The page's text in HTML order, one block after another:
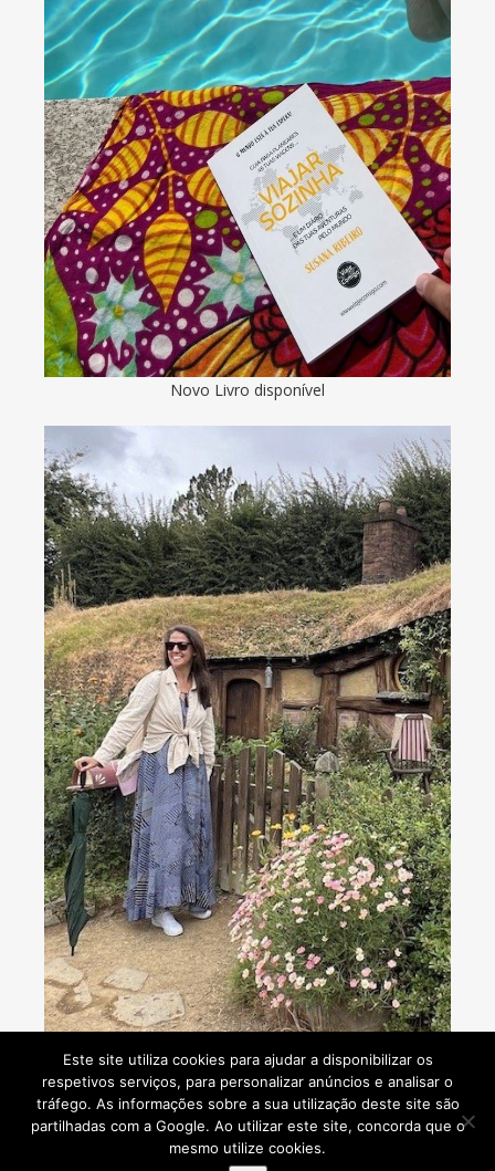
Novo Livro disponível
Este site utiliza cookies para ajudar a disponibilizar os
respetivos serviços, para personalizar anúncios e analisar o
tráfego. As informações sobre a sua utilização deste site são
partilhadas com a Google. Ao utilizar este site, concorda que o
mesmo utilize cookies.